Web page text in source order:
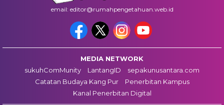
email: editor@rumahpengetahuan.web.id
MEDIA NETWORK
sukuhComMunity
LantangID
sepakunusantara.com
Catatan Budaya Kang Pur
Penerbitan Kampus
Kanal Penerbitan Digital